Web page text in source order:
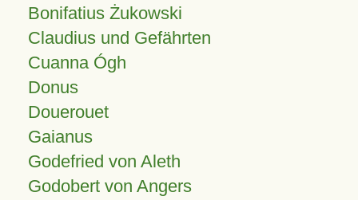
Bonifatius Żukowski
Claudius und Gefährten
Cuanna Ógh
Donus
Douerouet
Gaianus
Godefried von Aleth
Godobert von Angers